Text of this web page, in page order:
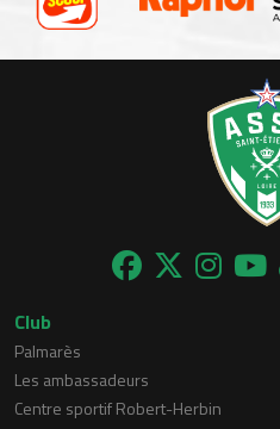
Club
Palmarès
Les ambassadeurs
Centre sportif Robert-Herbin